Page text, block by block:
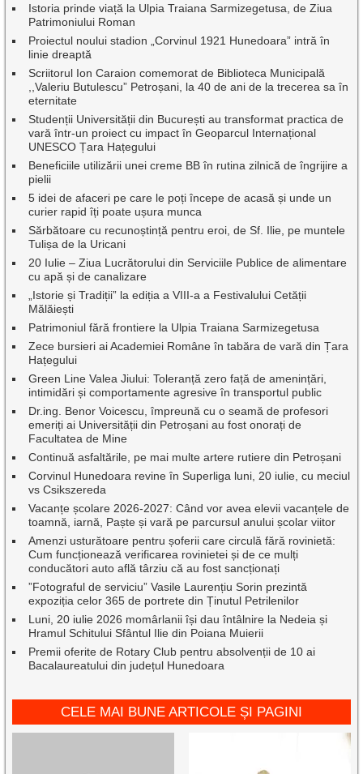
Istoria prinde viață la Ulpia Traiana Sarmizegetusa, de Ziua
Patrimoniului Roman
Proiectul noului stadion „Corvinul 1921 Hunedoara” intră în
linie dreaptă
Scriitorul Ion Caraion comemorat de Biblioteca Municipală
,,Valeriu Butulescu” Petroșani, la 40 de ani de la trecerea sa în
eternitate
Studenții Universității din București au transformat practica de
vară într-un proiect cu impact în Geoparcul Internațional
UNESCO Țara Hațegului
Beneficiile utilizării unei creme BB în rutina zilnică de îngrijire a
pielii
5 idei de afaceri pe care le poți începe de acasă și unde un
curier rapid îți poate ușura munca
Sărbătoare cu recunoștință pentru eroi, de Sf. Ilie, pe muntele
Tulișa de la Uricani
20 Iulie – Ziua Lucrătorului din Serviciile Publice de alimentare
cu apă și de canalizare
„Istorie și Tradiții” la ediția a VIII-a a Festivalului Cetății
Mălăiești
Patrimoniul fără frontiere la Ulpia Traiana Sarmizegetusa
Zece bursieri ai Academiei Române în tabăra de vară din Țara
Hațegului
Green Line Valea Jiului: Toleranță zero față de amenințări,
intimidări și comportamente agresive în transportul public
Dr.ing. Benor Voicescu, împreună cu o seamă de profesori
emeriți ai Universității din Petroșani au fost onorați de
Facultatea de Mine
Continuă asfaltările, pe mai multe artere rutiere din Petroșani
Corvinul Hunedoara revine în Superliga luni, 20 iulie, cu meciul
vs Csikszereda
Vacanțe școlare 2026-2027: Când vor avea elevii vacanțele de
toamnă, iarnă, Paște și vară pe parcursul anului școlar viitor
Amenzi usturătoare pentru șoferii care circulă fără rovinietă:
Cum funcționează verificarea rovinietei și de ce mulți
conducători auto află târziu că au fost sancționați
”Fotograful de serviciu” Vasile Laurențiu Sorin prezintă
expoziția celor 365 de portrete din Ținutul Petrilenilor
Luni, 20 iulie 2026 momârlanii își dau întâlnire la Nedeia și
Hramul Schitului Sfântul Ilie din Poiana Muierii
Premii oferite de Rotary Club pentru absolvenții de 10 ai
Bacalaureatului din județul Hunedoara
CELE MAI BUNE ARTICOLE ȘI PAGINI